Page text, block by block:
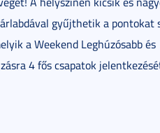
gyűjthetik a pontokat
a Weekend Leghúzósabb és
4 fős csapatok